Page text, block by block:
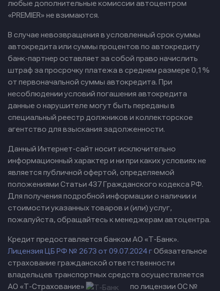
любые дополнительные комиссии автоцентром
«PREMIER» не взимаются.
В случае невозвращения в условленный срок суммы
автокредита или суммы процентов по автокредиту
банк-партнер оставляет за собой право начислить
штраф за просрочку платежа в среднем размере 0,1%
от первоначальной суммы автокредита. При
несоблюдении условий погашения автокредита
данные о нарушителе могут быть переданы в
специальный реестр должников и коллекторское
агентство для взыскания задолженности.
Данный Интернет-сайт носит исключительно
информационный характер и ни при каких условиях не
является публичной офертой, определяемой
положениями Статьи 437 Гражданского кодекса РФ.
Для получения подробной информации о наличии и
стоимости указанных товаров и (или) услуг,
пожалуйста, обращайтесь к менеджерам автоцентра.
Кредит предоставляется банком АО «Т-Банк».
Лицензия ЦБ РФ № 2673 от 09.07.2024 гОбязательное
страхование гражданской ответственности
владельцев транспортных средств осуществляется
АО «Т-Страхование»
по лицензии ОС №